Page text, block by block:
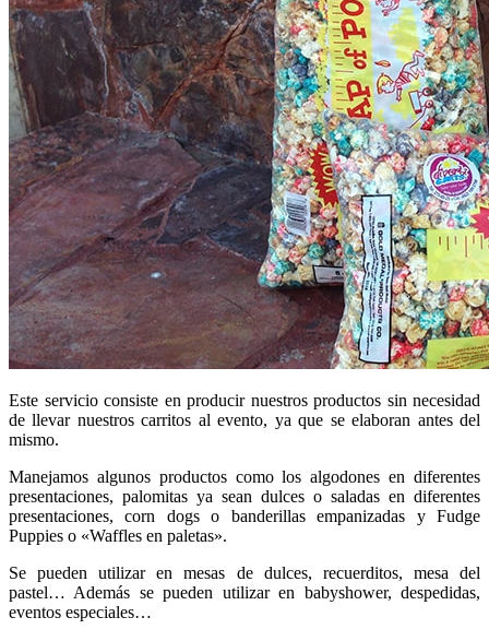
Este servicio consiste en producir nuestros productos sin necesidad
de llevar nuestros carritos al evento, ya que se elaboran antes del
mismo.
Manejamos algunos productos como los algodones en diferentes
presentaciones, palomitas ya sean dulces o saladas en diferentes
presentaciones, corn dogs o banderillas empanizadas y Fudge
Puppies o «Waffles en paletas».
Se pueden utilizar en mesas de dulces, recuerditos, mesa del
pastel… Además se pueden utilizar en babyshower, despedidas,
eventos especiales…